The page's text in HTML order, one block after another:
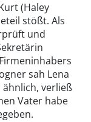
(Haley
stößt. Als
und
sah Lena
ähnlich, verließ
Vater habe